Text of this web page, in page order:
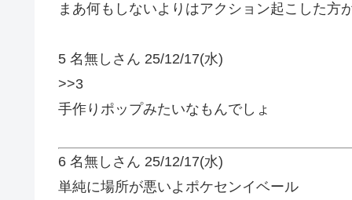
まあ何もしないよりはアクション起こした方
5 名無しさん 25/12/17(水)
>>3
手作りポップみたいなもんでしょ
6 名無しさん 25/12/17(水)
単純に場所が悪いよポケセンイベール